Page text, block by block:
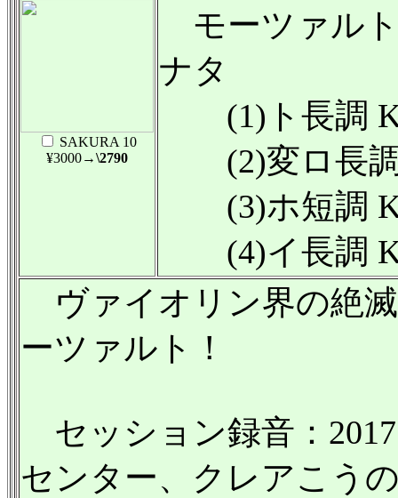
SAKURA 10
¥3000→\2790
モーツァル
ナタ
(1)ト長調
(2)変ロ長調
(3)ホ短調
(4)イ長調
ヴァイオリン界の絶
ーツァルト！
セッション録音：
センター、クレアこう